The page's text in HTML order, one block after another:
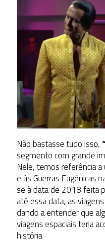
Não bastasse tudo isso,
segmento com grande
Nele, temos referência a
e às Guerras Eugênicas
se à data de 2018 feita
até essa data, as
dando a entender que
viagens espaciais teria
história.